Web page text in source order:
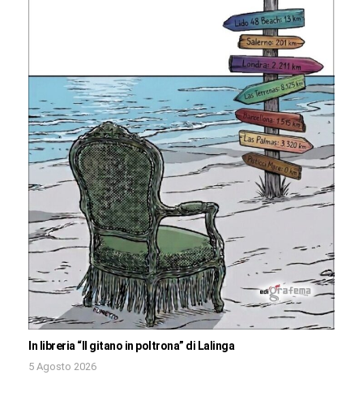
In libreria “Il gitano in poltrona” di Lalinga
5 Agosto 2026